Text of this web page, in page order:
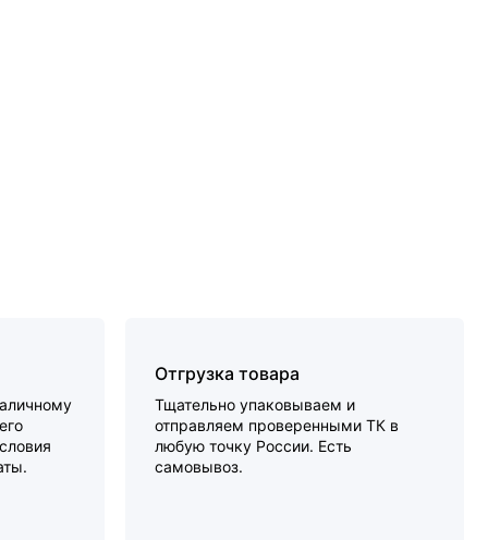
Отгрузка товара
Тщательно упаковываем и
отправляем проверенными ТК в
любую точку России. Есть
самовывоз.